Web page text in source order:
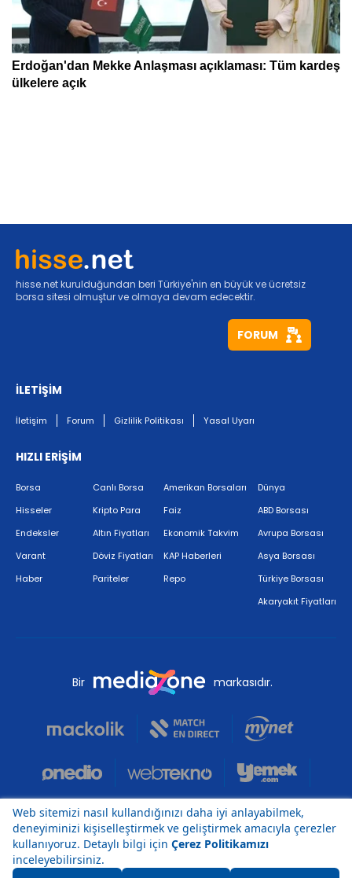
hisse.net kurulduğundan beri Türkiye'nin en büyük ve ücretsiz
borsa sitesi olmuştur ve olmaya devam edecektir.
FORUM
İLETİŞİM
İletişim Forum Gizlilik Politikası Yasal Uyarı
HIZLI ERİŞİM
Borsa
Hisseler
Endeksler
Varant
Haber
Canlı Borsa
Kripto Para
Altın Fiyatları
Döviz Fiyatları
Pariteler
Amerikan Borsaları
Faiz
Ekonomik Takvim
KAP Haberleri
Repo
Dünya
ABD Borsası
Avrupa Borsası
Asya Borsası
Türkiye Borsası
Akaryakıt Fiyatları
Bir markasıdır.